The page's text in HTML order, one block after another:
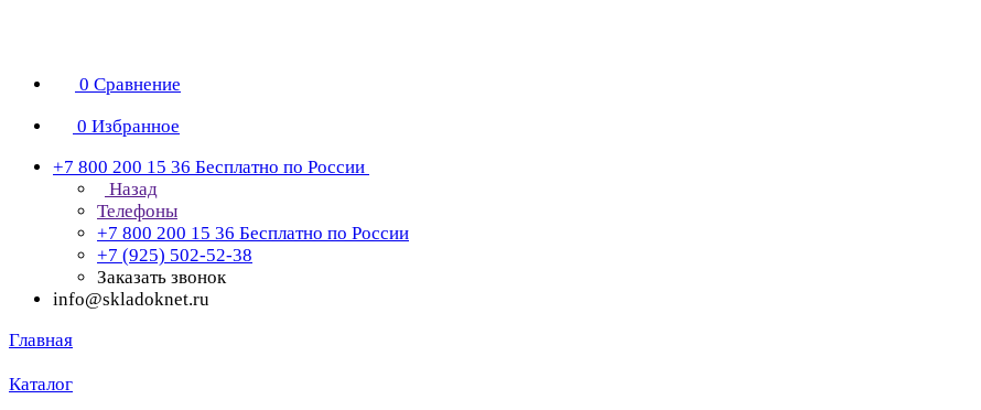
0 Сравнение
0 Избранное
+7 800 200 15 36 Бесплатно по России
Назад
Телефоны
+7 800 200 15 36 Бесплатно по России
+7 (925) 502-52-38
Заказать звонок
info@skladoknet.ru
Главная
Каталог